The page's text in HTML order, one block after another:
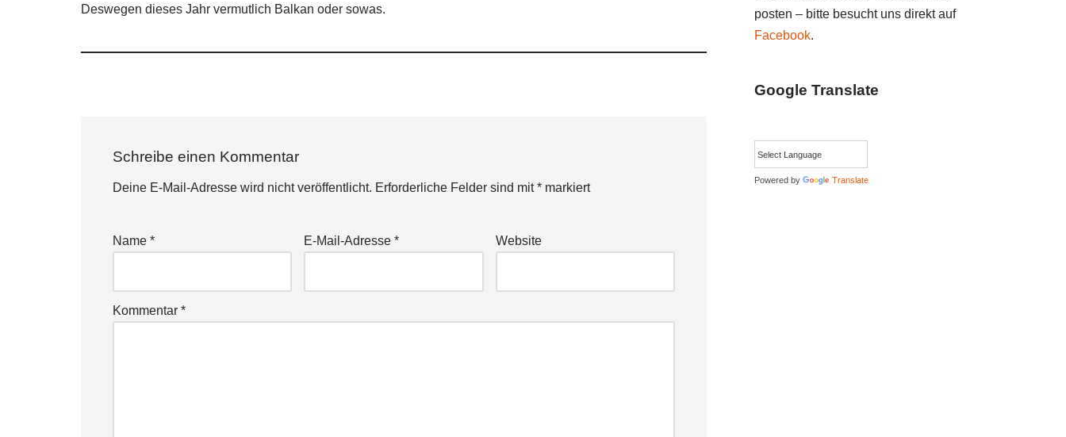
Deswegen dieses Jahr vermutlich Balkan oder sowas.
Schreibe einen Kommentar
Deine E-Mail-Adresse wird nicht veröffentlicht. Erforderliche Felder sind mit* markiert
Name * E-Mail-Adresse* Website
Kommentar *
posten – bitte besucht uns direkt auf
Facebook.
Google Translate
Powered by Translate